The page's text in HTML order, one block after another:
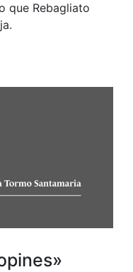
que Rebagliato